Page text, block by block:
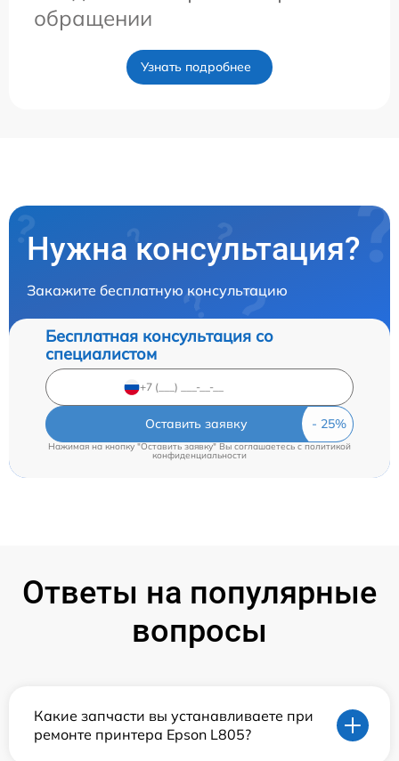
обращении
Узнать подробнее
Нужна консультация?
Закажите бесплатную консультацию
Бесплатная консультация со
специалистом
Оставить заявку
Нажимая на кнопку "Оставить заявку" Вы соглашаетесь cполитикой
конфиденциальности
Ответы на популярные
вопросы
Какие запчасти вы устанавливаете при
ремонте принтера Epson L805?